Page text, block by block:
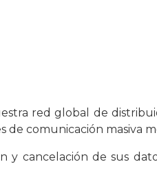
red global de
de comunicación masiva
cancelación de sus